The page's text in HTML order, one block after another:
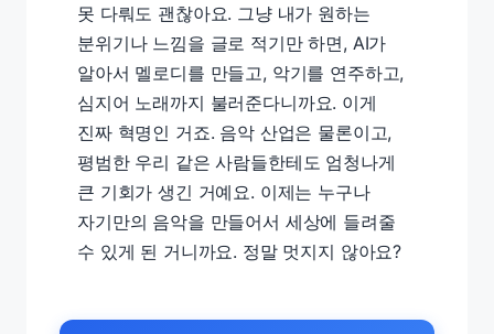
못 다뤄도 괜찮아요. 그냥 내가 원하는
분위기나 느낌을 글로 적기만 하면, AI가
알아서 멜로디를 만들고, 악기를 연주하고,
심지어 노래까지 불러준다니까요. 이게
진짜 혁명인 거죠. 음악 산업은 물론이고,
평범한 우리 같은 사람들한테도 엄청나게
큰 기회가 생긴 거예요. 이제는 누구나
자기만의 음악을 만들어서 세상에 들려줄
수 있게 된 거니까요. 정말 멋지지 않아요?